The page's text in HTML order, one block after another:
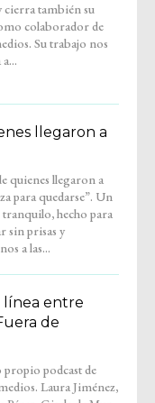
llegaron a
a las...
línea entre
de